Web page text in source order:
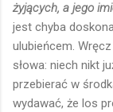
żyjących, a jego
jest chyba
ulubieńcem.
słowa: niech nikt
przebierać w
wydawać, że los